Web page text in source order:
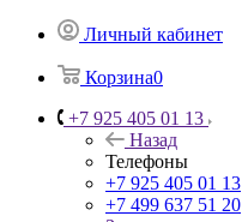
Личный кабинет
Корзина0
+7 925 405 01 13
Назад
Телефоны
+7 925 405 01 13
+7 499 637 51 20